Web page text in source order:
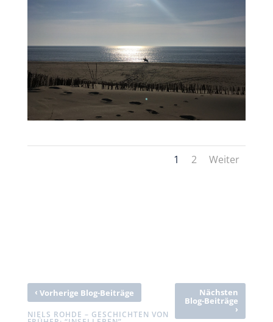
1 2 Weiter
‹ Vorherige Blog-Beiträge
NIELS ROHDE – GESCHICHTEN VON
Nächsten
Blog-Beiträge
›